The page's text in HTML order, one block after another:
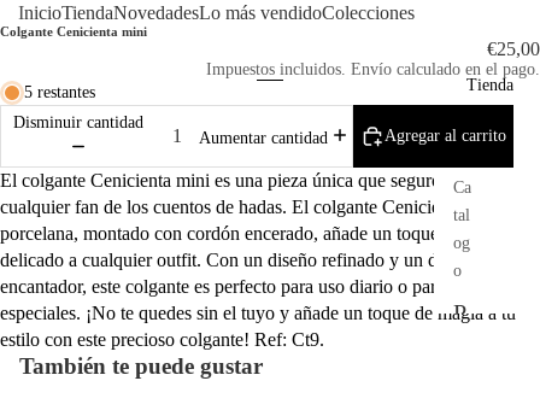
Tienda
Ca
tal
og
o
P
InicioTiendaNovedadesLo más vendidoColecciones
Colgante Cenicienta mini
€25,00
Impuestos incluidos. Envío calculado en el pago.
5 restantes
Disminuir cantidad
Aumentar cantidad
Agregar al carrito
El colgante Cenicienta mini es una pieza única que seguro encantará a
cualquier fan de los cuentos de hadas. El colgante Cenicienta de
porcelana, montado con cordón encerado, añade un toque elegante y
delicado a cualquier outfit. Con un diseño refinado y un detalle
encantador, este colgante es perfecto para uso diario o para ocasiones
especiales. ¡No te quedes sin el tuyo y añade un toque de magia a tu
estilo con este precioso colgante! Ref: Ct9.
También te puede gustar